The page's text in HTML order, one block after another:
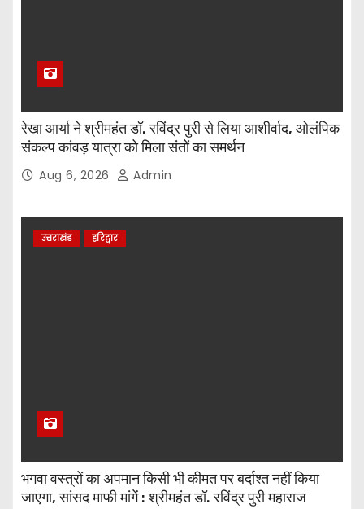
रेखा आर्या ने श्रीमहंत डॉ. रविंद्र पुरी से लिया आशीर्वाद, ओलंपिक
संकल्प कांवड़ यात्रा को मिला संतों का समर्थन
Aug 6, 2026 Admin
उत्तराखंड हरिद्वार
भगवा वस्त्रों का अपमान किसी भी कीमत पर बर्दाश्त नहीं किया
जाएगा, सांसद माफी मांगें : श्रीमहंत डॉ. रविंद्र पुरी महाराज